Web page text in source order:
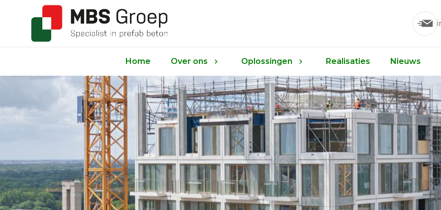
Home Over ons Oplossingen Realisaties Nieuws